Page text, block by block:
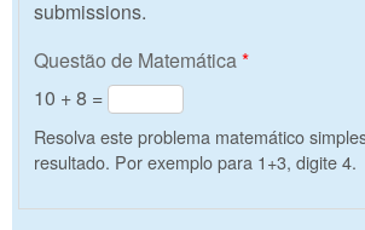
submissions.
Questão de Matemática *
10 + 8 =
Resolva este problema matemático
resultado. Por exemplo para 1+3, digite 4.